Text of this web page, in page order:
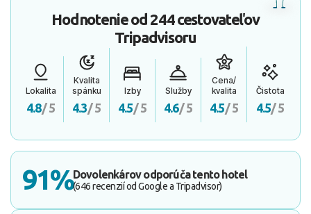
Hodnotenie od244 cestovateľov
Tripadvisoru
Lokalita
4.8/ 5
Kvalita
spánku
4.3/ 5
Izby
4.5/ 5
Služby
4.6/ 5
Cena/
kvalita
4.5/ 5
Čistota
4.5/ 5
91%Dovolenkárov odporúča tento hotel
(646 recenzií od Google a Tripadvisor)